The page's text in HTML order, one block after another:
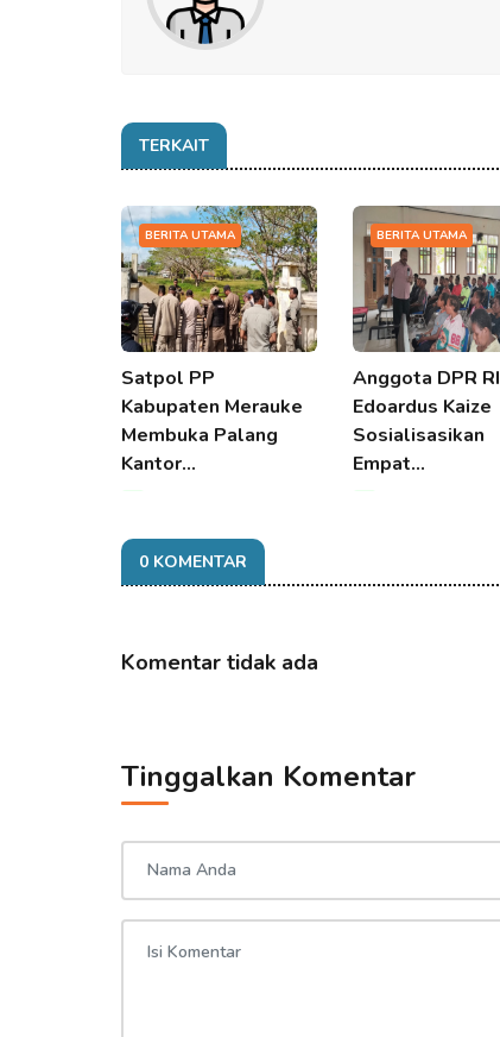
TERKAIT
BERITA UTAMA
Satpol PP
Kabupaten Merauke
Membuka Palang
Kantor…
BERITA UTAMA
Anggota DPR RI
Edoardus Kaize
Sosialisasikan
Empat…
0 KOMENTAR
Komentar tidak ada
Tinggalkan Komentar